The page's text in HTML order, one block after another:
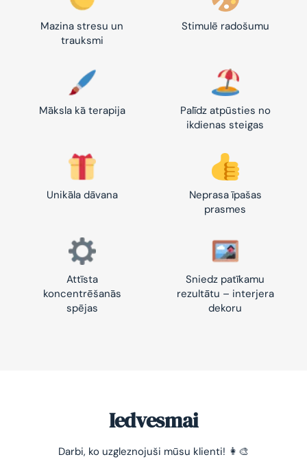
Mazina stresu un
trauksmi
Stimulē radošumu
Māksla kā terapija
Palīdz atpūsties no
ikdienas steigas
Unikāla dāvana
Neprasa īpašas
prasmes
Attīsta
koncentrēšanās
spējas
Sniedz patīkamu
rezultātu – interjera
dekoru
Iedvesmai
Darbi, ko uzgleznojuši mūsu klienti! 👩‍🎨
-10% pirmajam pasūtījumam
Vienkāršs veids, kā atslābināties un nomierināt